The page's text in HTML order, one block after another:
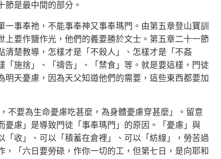
節是最中間的部分。
事奉祂，不能事奉神又事奉瑪門。由第五章登山寶訓
上要作鹽作光，他們的義要勝於文士。第五章二十一節
清楚教導，怎樣才是「不殺人」、怎樣才是「不姦
施捨」、「禱告」、「禁食」等。就是要這樣，門徒
天憂慮，因為天父知道他們的需要，這些東西都要加
要為生命憂慮吃甚麼，為身體憂慮穿甚麼」。留意
憂慮」是導致門徒「事奉瑪門」的原因。「憂慮」與
「收」、可以「積蓄在倉裡」、可以「紡線」，勞苦過
「六日要勞碌，作你一切的工，但第七日，是向耶和